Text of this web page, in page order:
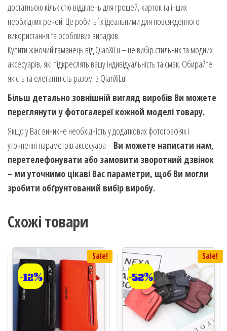
достатньою кількістю відділень для грошей, карток та інших
необхідних речей. Це робить їх ідеальними для повсякденного
використання та особливих випадків.
Купити жіночий гаманець від QianXiLu – це вибір стильних та модних
аксесуарів, які підкреслять вашу індивідуальність та смак. Обирайте
якість та елегантність разом із QianXiLu!
Більш детально зовнішній вигляд виробів Ви можете
переглянути у фотогалереї кожной моделі товару.
Якщо у Вас виникне необхідність у додаткових фотографіях і
уточненні параметрів аксесуара –Ви можете написати нам,
перетелефонувати або замовити зворотний дзвінок
– ми уточнимо цікаві Вас параметри, щоб Ви могли
зробити обґрунтований вибір виробу.
Схожі товари
Sale!
-12%
Sale!
-52%